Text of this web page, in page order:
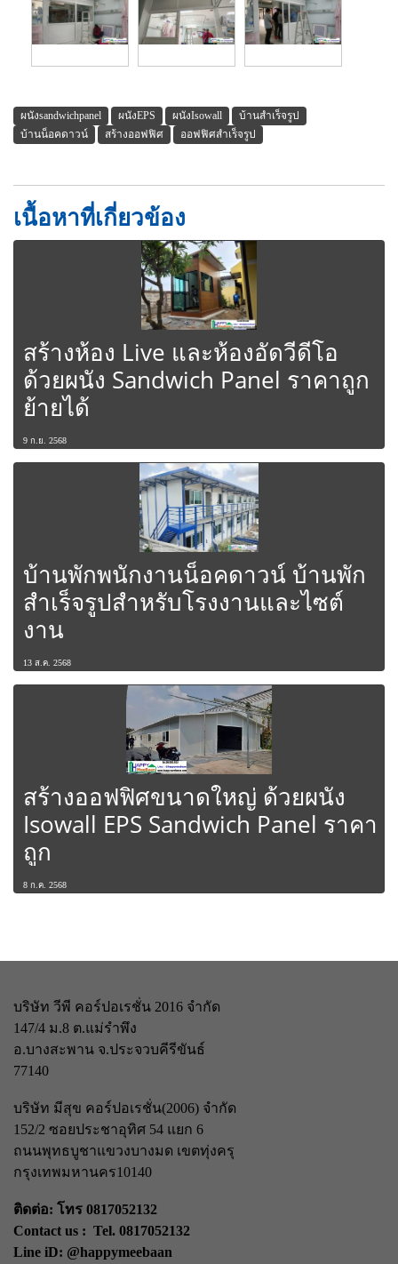
ผนังsandwichpanel ผนังEPS ผนังIsowall
บ้านสำเร็จรูป
บ้านน็อคดาวน์
สร้างออฟฟิศ ออฟฟิศสำเร็จรูป
เนื้อหาที่เกี่ยวข้อง
สร้างห้อง Live และห้องอัดวีดีโอ
ด้วยผนัง Sandwich Panel ราคาถูก
ย้ายได้
9 ก.ย. 2568
บ้านพักพนักงานน็อคดาวน์ บ้านพัก
สำเร็จรูปสำหรับโรงงานและไซต์
งาน
13 ส.ค. 2568
สร้างออฟฟิศขนาดใหญ่ ด้วยผนัง
Isowall EPS Sandwich Panel ราคา
ถูก
8 ก.ค. 2568
บริษัท วีพี คอร์ปอเรชั่น 2016 จำกัด
147/4 ม.8 ต.แม่รำพึง
อ.บางสะพาน จ.ประจวบคีรีขันธ์
77140
บริษัท มีสุข คอร์ปอเรชั่น(2006) จำกัด
152/2 ซอยประชาอุทิศ 54 แยก 6
ถนนพุทธบูชาแขวงบางมด เขตทุ่งครุ
กรุงเทพมหานคร10140
ติดต่อ: โทร 0817052132
Contact us : Tel. 0817052132
Line iD: @happymeebaan